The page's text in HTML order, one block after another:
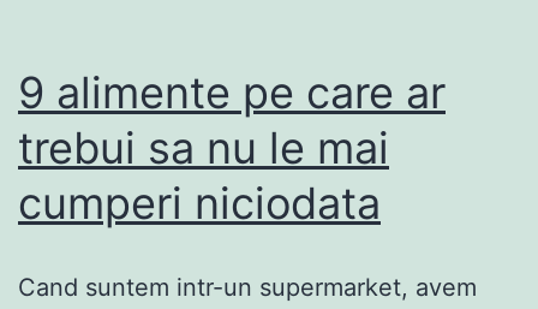
le
ignora!
9 alimente pe care ar
trebui sa nu le mai
cumperi niciodata
Cand suntem intr-un supermarket, avem